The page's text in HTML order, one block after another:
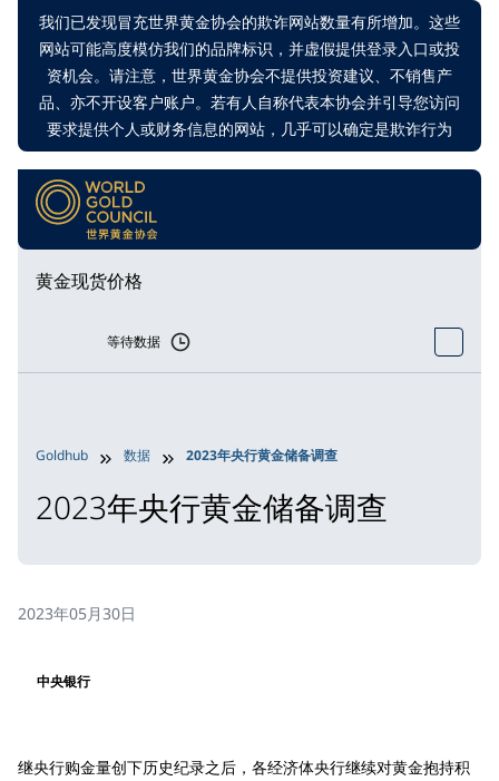
我们已发现冒充世界黄金协会的欺诈网站数量有所增加。这些
网站可能高度模仿我们的品牌标识，并虚假提供登录入口或投
资机会。请注意，世界黄金协会不提供投资建议、不销售产
品、亦不开设客户账户。若有人自称代表本协会并引导您访问
要求提供个人或财务信息的网站，几乎可以确定是欺诈行为
黄金现货价格
等待数据
Goldhub 数据 2023年央行黄金储备调查
2023年央行黄金储备调查
2023年05月30日
中央银行
继央行购金量创下历史纪录之后，各经济体央行继续对黄金抱持积